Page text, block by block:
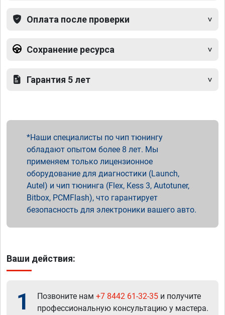
Оплата после проверки
Сохранение ресурса
Гарантия 5 лет
Наши специалисты по чип тюнингу
обладают опытом более 8 лет. Мы
применяем только лицензионное
оборудование для диагностики (Launch,
Autel) и чип тюнинга (Flex, Kess 3, Autotuner,
Bitbox, PCMFlash), что гарантирует
безопасность для электроники вашего авто.
Ваши действия:
1 Позвоните нам +7 8442 61-32-35 и получите
профессиональную консультацию у мастера.